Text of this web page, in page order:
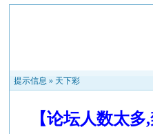
提示信息 » 天下彩
【论坛人数太